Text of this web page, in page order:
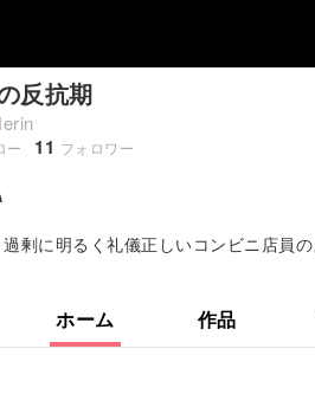
反抗期
ー 11 フォロワー
剰に明るく礼儀正しいコンビニ店員
ホーム 作品